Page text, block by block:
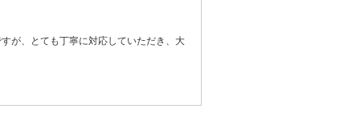
が、とても丁寧に対応していただき、大